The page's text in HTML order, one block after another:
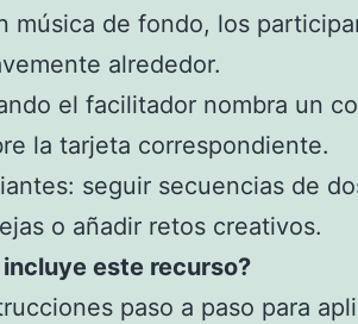
música de fondo, los
alrededor.
el facilitador nombra un
la tarjeta correspondiente.
seguir secuencias de
o añadir retos creativos.
incluye este recurso?
paso a paso para